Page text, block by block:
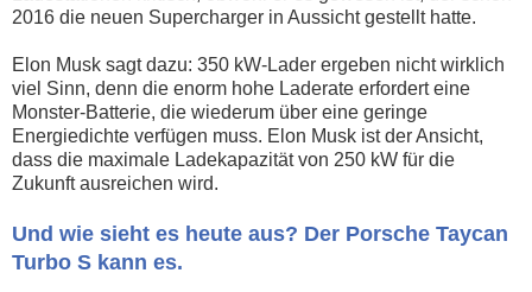
2016 die neuen Supercharger in Aussicht gestellt hatte.
Elon Musk sagt dazu: 350 kW-Lader ergeben nicht wirklich
viel Sinn, denn die enorm hohe Laderate erfordert eine
Monster-Batterie, die wiederum über eine geringe
Energiedichte verfügen muss. Elon Musk ist der Ansicht,
dass die maximale Ladekapazität von 250 kW für die
Zukunft ausreichen wird.
Und wie sieht es heute aus? Der Porsche Taycan
Turbo S kann es.